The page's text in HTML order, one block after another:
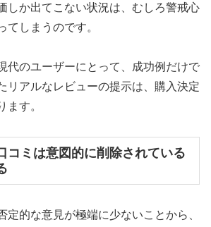
しか出てこない状況は、むしろ警戒心
てしまうのです。
代のユーザーにとって、成功例だけで
リアルなレビューの提示は、購入決定
ます。
コミは意図的に削除されている
定的な意見が極端に少ないことから、